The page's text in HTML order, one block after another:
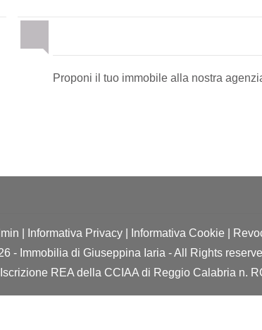
Proponi il tuo immobile alla nostra
Informativa Privacy| Informativa Cookie
- Immobilia di Giuseppina Iaria - All Rights
Iscrizione REA della CCIAA di Reggio Calabria n.